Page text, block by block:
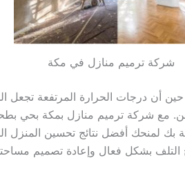
شركة ترميم منازل في مكة
أن درجات الحرارة المرتفعة تجعل
مع شركة ترميم منازل بمكة بحي
بك لمنحك أفضل نتائج تحسين المنزل
التلف بشكل فعال وإعادة تصميم